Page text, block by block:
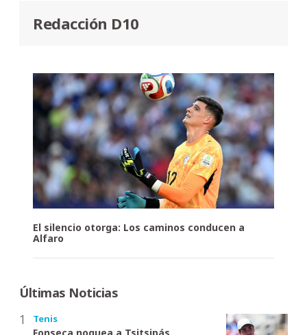
Redacción D10
El silencio otorga: Los caminos conducen a
Alfaro
Últimas Noticias
Tenis